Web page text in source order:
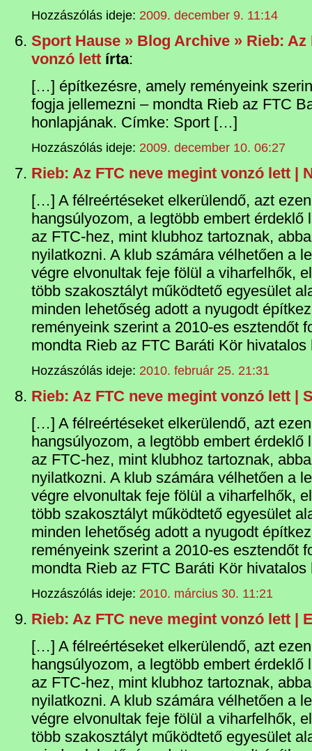
Hozzászólás ideje: 2009. december 9. 11:14
Sport Hause » Blog Archive » Rieb: Az
vonzó lett írta:
[…] építkezésre, amely reményeink
fogja jellemezni – mondta Rieb az FTC
honlapjának. Címke: Sport […]
Hozzászólás ideje: 2009. december 10. 06:27
Rieb: Az FTC neve megint vonzó lett |
[…] A félreértéseket elkerülendő, azt
hangsúlyozom, a legtöbb embert érdeklő
az FTC-hez, mint klubhoz tartoznak,
nyilatkozni. A klub számára vélhetően a
végre elvonultak feje fölül a viharfelhők,
több szakosztályt működtető egyesület
minden lehetőség adott a nyugodt
reményeink szerint a 2010-es esztendőt
mondta Rieb az FTC Baráti Kör
Hozzászólás ideje: 2010. február 25. 21:31
Rieb: Az FTC neve megint vonzó lett |
[…] A félreértéseket elkerülendő, azt
hangsúlyozom, a legtöbb embert érdeklő
az FTC-hez, mint klubhoz tartoznak,
nyilatkozni. A klub számára vélhetően a
végre elvonultak feje fölül a viharfelhők,
több szakosztályt működtető egyesület
minden lehetőség adott a nyugodt
reményeink szerint a 2010-es esztendőt
mondta Rieb az FTC Baráti Kör
Hozzászólás ideje: 2010. március 30. 11:21
Rieb: Az FTC neve megint vonzó lett |
[…] A félreértéseket elkerülendő, azt
hangsúlyozom, a legtöbb embert érdeklő
az FTC-hez, mint klubhoz tartoznak,
nyilatkozni. A klub számára vélhetően a
végre elvonultak feje fölül a viharfelhők,
több szakosztályt működtető egyesület